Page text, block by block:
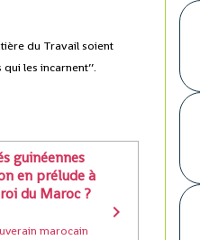
du Travail soient
les incarnent’’.
guinéennes
en prélude à
du Maroc ?
marocain